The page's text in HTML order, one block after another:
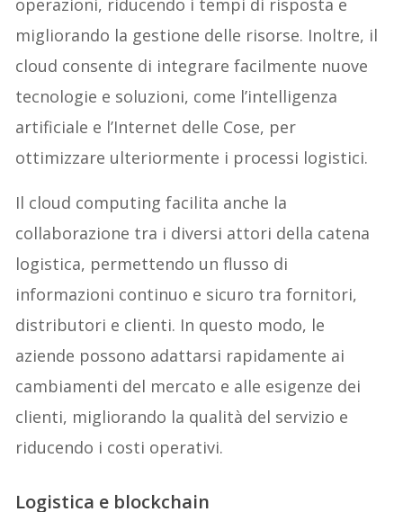
operazioni, riducendo i tempi di risposta e
migliorando la gestione delle risorse. Inoltre, il
cloud consente di integrare facilmente nuove
tecnologie e soluzioni, come l’intelligenza
artificiale e l’Internet delle Cose, per
ottimizzare ulteriormente i processi logistici.
Il cloud computing facilita anche la
collaborazione tra i diversi attori della catena
logistica, permettendo un flusso di
informazioni continuo e sicuro tra fornitori,
distributori e clienti. In questo modo, le
aziende possono adattarsi rapidamente ai
cambiamenti del mercato e alle esigenze dei
clienti, migliorando la qualità del servizio e
riducendo i costi operativi.
Logistica e blockchain